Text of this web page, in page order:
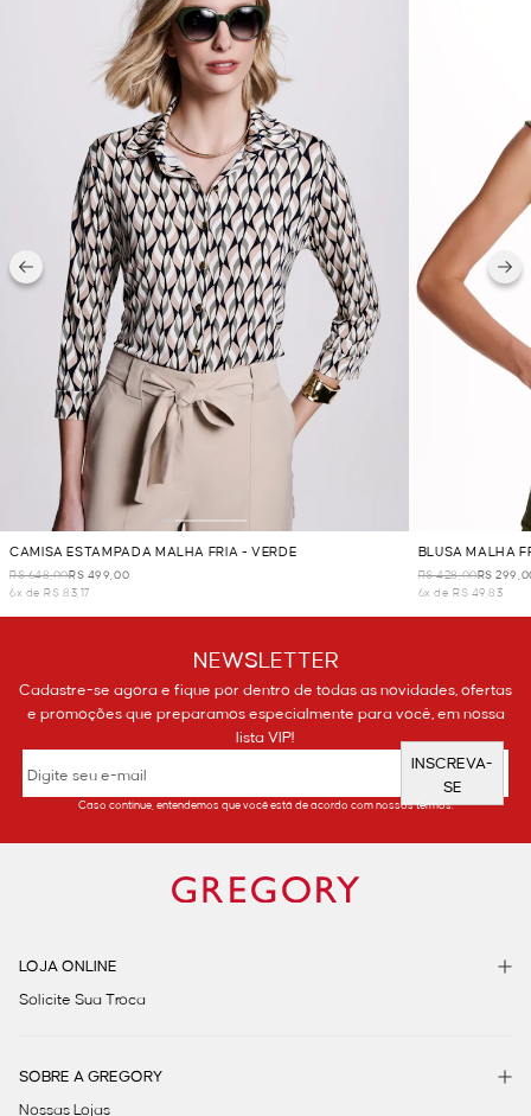
CAMISA ESTAMPADA MALHA FRIA - VERDE
R$ 648,00R$ 499,00
6x de R$ 83,17
BLUSA MALHA
R$ 428,00R$
6x de R$ 49,83
NEWSLETTER
Cadastre-se agora e fique por dentro de todas as novidades, ofertas
e promoções que preparamos especialmente para você, em nossa
lista VIP!
INSCREVA-
SE
Caso continue, entendemos que você está de acordo com nossos termos.
LOJA ONLINE
Solicite Sua Troca
SOBRE A GREGORY
Nossas Lojas